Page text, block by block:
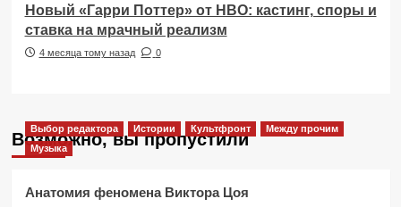
Новый «Гарри Поттер» от HBO: кастинг, споры и
ставка на мрачный реализм
4 месяца тому назад 0
Возможно, вы пропустили
Выбор редактора Истории Культфронт
Между прочим
Музыка
Анатомия феномена Виктора Цоя